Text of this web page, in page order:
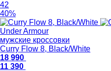
42
40%
Under Armour
мужские кроссовки
Curry Flow 8, Black/White
18 990
11 390